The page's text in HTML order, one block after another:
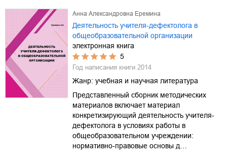
Анна Александровна Еремина
Деятельность учителя-дефектолога в
общеобразовательной организации
электронная книга
5
Год написания книги 2014
Жанр: учебная и научная литература
Представленный сборник методических
материалов включает материал
конкретизирующий деятельность учителя-
дефектолога в условиях работы в
общеобразовательном учреждении:
нормативно-правовые основы д…